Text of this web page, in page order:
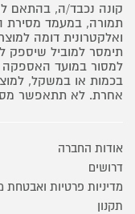
קונה נכבד/ה, בהתאם
תמורה, במעמד
ואלקטרונית דומה
תימסר למוביל
למסור במועד האספקה
בכמות או במשקל,
אחרת. לא תתאפשר
אודות החברה
דרושים
מדיניות פרטיות ואבטחת
תקנון